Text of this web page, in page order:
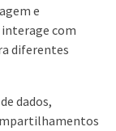
e
interage com
diferentes
dados,